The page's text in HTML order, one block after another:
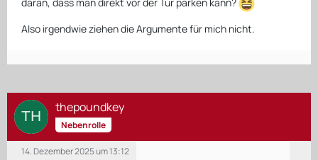
Also irgendwie ziehen die Argumente für mich nicht.
thepoundkey
Nebenrolle
14. Dezember 2025 um 13:12